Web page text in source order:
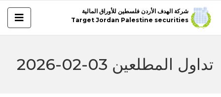
شركة الهدف الأردن فلسطين للأوراق المالية
Target Jordan Palestine securities
تداول المطلعين 03-02-2026